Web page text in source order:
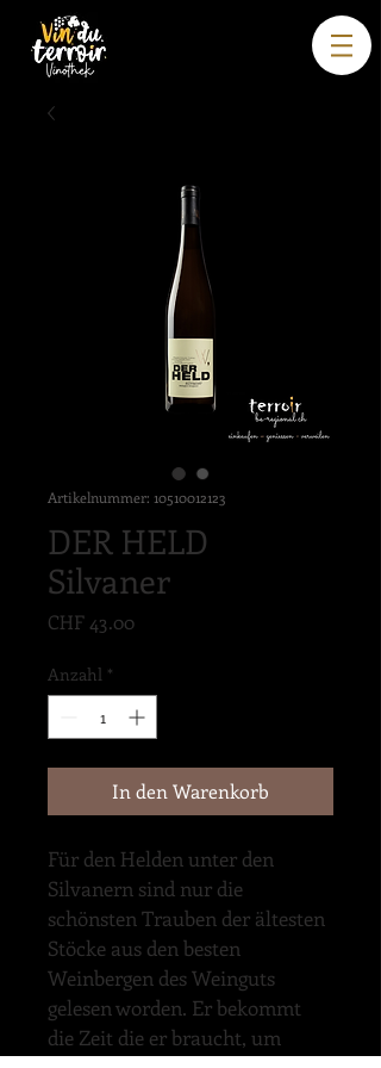
Artikelnummer: 10510012123
DER HELD
Silvaner
CHF 43.00Preis
Anzahl *
In den Warenkorb
Für den Helden unter den
Silvanern sind nur die
schönsten Trauben der ältesten
Stöcke aus den besten
Weinbergen des Weinguts
gelesen worden. Er bekommt
die Zeit die er braucht, um